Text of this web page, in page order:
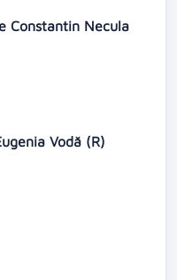
Constantin Necula
Vodă (R)